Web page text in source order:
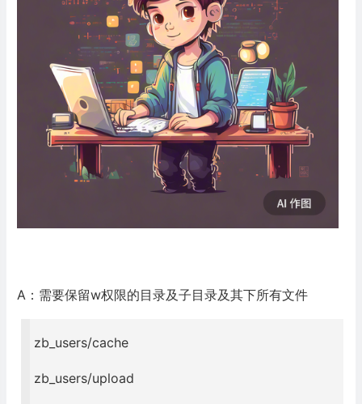
A：需要保留w权限的目录及子目录及其下所有文件
zb_users/cache
zb_users/upload